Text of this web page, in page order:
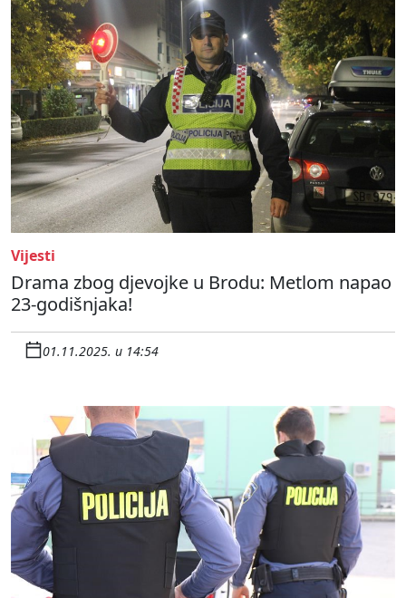
Vijesti
Drama zbog djevojke u Brodu: Metlom napao
23-godišnjaka!
01.11.2025. u 14:54